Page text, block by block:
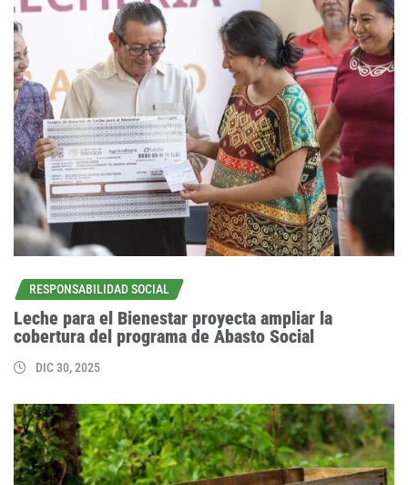
RESPONSABILIDAD SOCIAL
Leche para el Bienestar proyecta ampliar la
cobertura del programa de Abasto Social
DIC 30, 2025